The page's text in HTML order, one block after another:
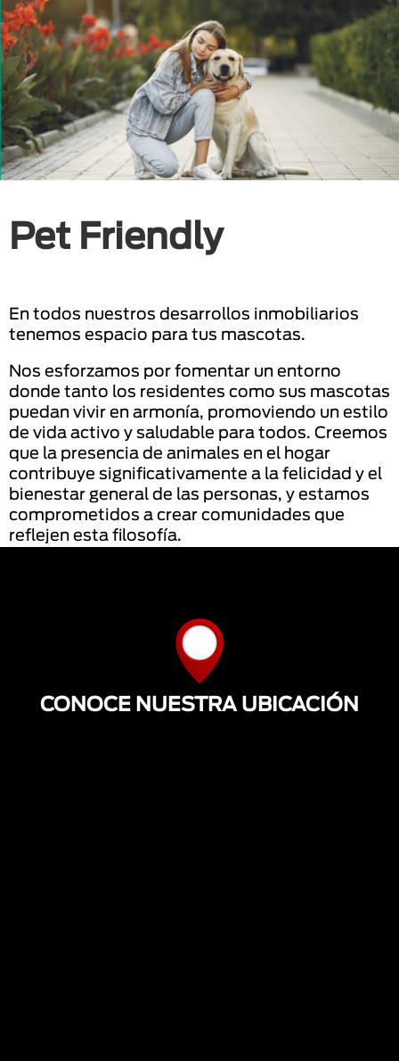
Pet Friendly
En todos nuestros desarrollos inmobiliarios
tenemos espacio para tus mascotas.
Nos esforzamos por fomentar un entorno
donde tanto los residentes como sus mascotas
puedan vivir en armonía, promoviendo un estilo
de vida activo y saludable para todos. Creemos
que la presencia de animales en el hogar
contribuye significativamente a la felicidad y el
bienestar general de las personas, y estamos
comprometidos a crear comunidades que
reflejen esta filosofía.
CONOCE NUESTRA UBICACIÓN